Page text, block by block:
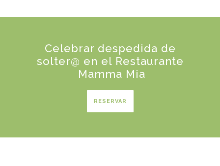
Celebrar despedida de
solter@ en el Restaurante
Mamma Mia
RESERVAR